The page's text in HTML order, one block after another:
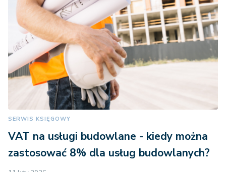
SERWIS KSIĘGOWY
VAT na usługi budowlane - kiedy można
zastosować 8% dla usług budowlanych?